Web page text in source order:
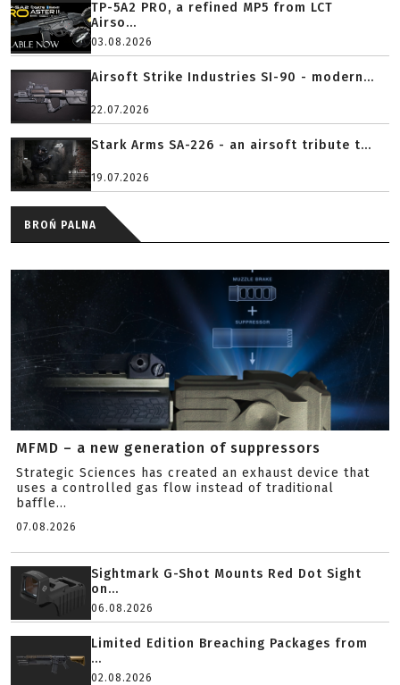
TP-5A2 PRO, a refined MP5 from LCT
Airso...
03.08.2026
Airsoft Strike Industries SI-90 - modern...
22.07.2026
Stark Arms SA-226 - an airsoft tribute t...
19.07.2026
BROŃ PALNA
MFMD – a new generation of suppressors
Strategic Sciences has created an exhaust device that
uses a controlled gas flow instead of traditional
baffle...
07.08.2026
Sightmark G-Shot Mounts Red Dot Sight
on...
06.08.2026
Limited Edition Breaching Packages from
...
02.08.2026